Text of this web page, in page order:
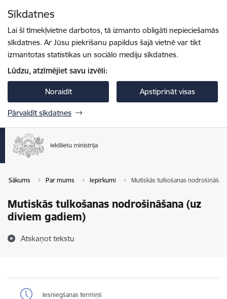
Sīkdatnes
Lai šī tīmekļvietne darbotos, tā izmanto obligāti nepieciešamās
sīkdatnes. Ar Jūsu piekrišanu papildus šajā vietnē var tikt
izmantotas statistikas un sociālo mediju sīkdatnes.
Lūdzu, atzīmējiet savu izvēli:
Noraidīt Apstiprināt visas
Pārvaldīt sīkdatnes
Sākums Par mums Iepirkumi Mutiskās tulkošanas
Mutiskās tulkošanas nodrošināšana (uz
diviem gadiem)
Atskaņot tekstu
Iesniegšanas termiņš